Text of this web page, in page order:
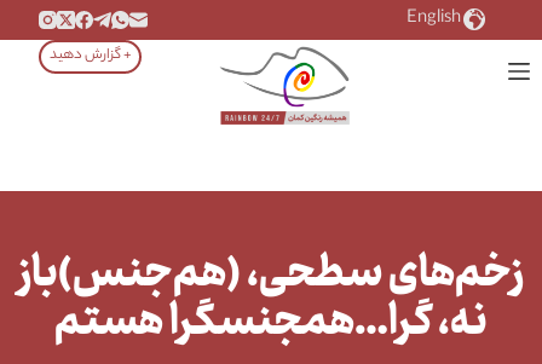
به
محتوا
English
+ گزارش دهید
زخم‌های سطحی، (هم‌جنس)باز
نه، گرا…همجنسگرا‌ هستم